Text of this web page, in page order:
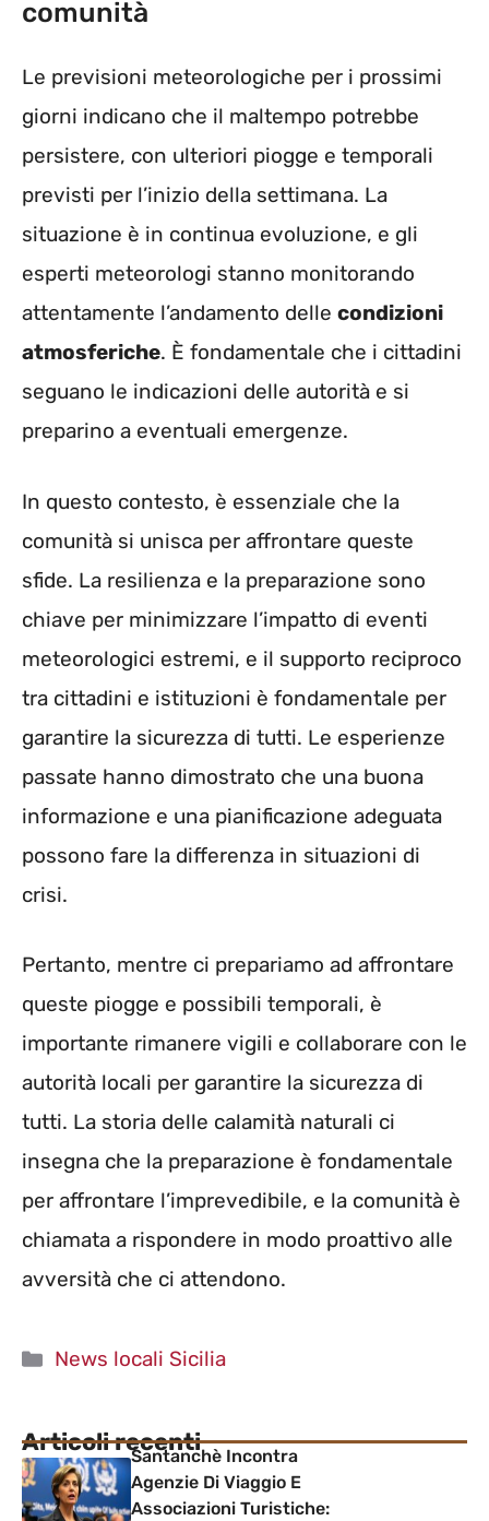
comunità
Le previsioni meteorologiche per i prossimi
giorni indicano che il maltempo potrebbe
persistere, con ulteriori piogge e temporali
previsti per l’inizio della settimana. La
situazione è in continua evoluzione, e gli
esperti meteorologi stanno monitorando
attentamente l’andamento delle condizioni
atmosferiche. È fondamentale che i cittadini
seguano le indicazioni delle autorità e si
preparino a eventuali emergenze.
In questo contesto, è essenziale che la
comunità si unisca per affrontare queste
sfide. La resilienza e la preparazione sono
chiave per minimizzare l’impatto di eventi
meteorologici estremi, e il supporto reciproco
tra cittadini e istituzioni è fondamentale per
garantire la sicurezza di tutti. Le esperienze
passate hanno dimostrato che una buona
informazione e una pianificazione adeguata
possono fare la differenza in situazioni di
crisi.
Pertanto, mentre ci prepariamo ad affrontare
queste piogge e possibili temporali, è
importante rimanere vigili e collaborare con le
autorità locali per garantire la sicurezza di
tutti. La storia delle calamità naturali ci
insegna che la preparazione è fondamentale
per affrontare l’imprevedibile, e la comunità è
chiamata a rispondere in modo proattivo alle
avversità che ci attendono.
Categorie
News locali Sicilia
Articoli recentiSantanchè Incontra
Agenzie Di Viaggio E
Associazioni Turistiche: